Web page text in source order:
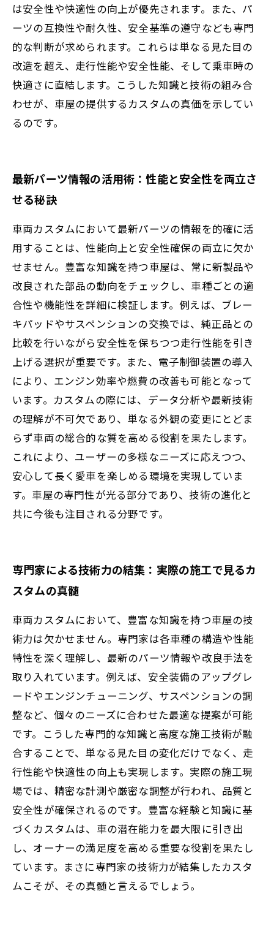
は安全性や快適性の向上が優先されます。また、パ
ーツの互換性や耐久性、安全基準の遵守なども専門
的な判断が求められます。これらは単なる見た目の
改造を超え、走行性能や安全性能、そして乗車時の
快適さに直結します。こうした知識と技術の組み合
わせが、車屋の提供するカスタムの真価を示してい
るのです。
最新パーツ情報の活用術：性能と安全性を両立さ
せる秘訣
車両カスタムにおいて最新パーツの情報を的確に活
用することは、性能向上と安全性確保の両立に欠か
せません。豊富な知識を持つ車屋は、常に新製品や
改良された部品の動向をチェックし、車種ごとの適
合性や機能性を詳細に検証します。例えば、ブレー
キパッドやサスペンションの交換では、純正品との
比較を行いながら安全性を保ちつつ走行性能を引き
上げる選択が重要です。また、電子制御装置の導入
により、エンジン効率や燃費の改善も可能となって
います。カスタムの際には、データ分析や最新技術
の理解が不可欠であり、単なる外観の変更にとどま
らず車両の総合的な質を高める役割を果たします。
これにより、ユーザーの多様なニーズに応えつつ、
安心して長く愛車を楽しめる環境を実現していま
す。車屋の専門性が光る部分であり、技術の進化と
共に今後も注目される分野です。
専門家による技術力の結集：実際の施工で見るカ
スタムの真髄
車両カスタムにおいて、豊富な知識を持つ車屋の技
術力は欠かせません。専門家は各車種の構造や性能
特性を深く理解し、最新のパーツ情報や改良手法を
取り入れています。例えば、安全装備のアップグレ
ードやエンジンチューニング、サスペンションの調
整など、個々のニーズに合わせた最適な提案が可能
です。こうした専門的な知識と高度な施工技術が融
合することで、単なる見た目の変化だけでなく、走
行性能や快適性の向上も実現します。実際の施工現
場では、精密な計測や厳密な調整が行われ、品質と
安全性が確保されるのです。豊富な経験と知識に基
づくカスタムは、車の潜在能力を最大限に引き出
し、オーナーの満足度を高める重要な役割を果たし
ています。まさに専門家の技術力が結集したカスタ
ムこそが、その真髄と言えるでしょう。